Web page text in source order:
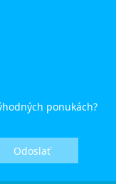
ponukách?